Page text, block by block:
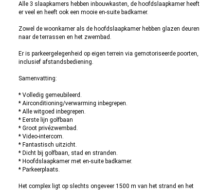
Alle 3 slaapkamers hebben inbouwkasten, de hoofdslaapkamer heeft
er veel en heeft ook een mooie en-suite badkamer.
Zowel de woonkamer als de hoofdslaapkamer hebben glazen deuren
naar de terrassen en het zwembad.
Er is parkeergelegenheid op eigen terrein via gemotoriseerde poorten,
inclusief afstandsbediening.
Samenvatting:
* Volledig gemeubileerd.
* Airconditioning/verwarming inbegrepen.
* Alle witgoed inbegrepen.
* Eerste lijn golfbaan
* Groot privézwembad.
* Video-intercom.
* Fantastisch uitzicht.
* Dicht bij golfbaan, stad en stranden.
* Hoofdslaapkamer met en-suite badkamer.
* Parkeerplaats.
Het complex ligt op slechts ongeveer 1500 m van het strand en het